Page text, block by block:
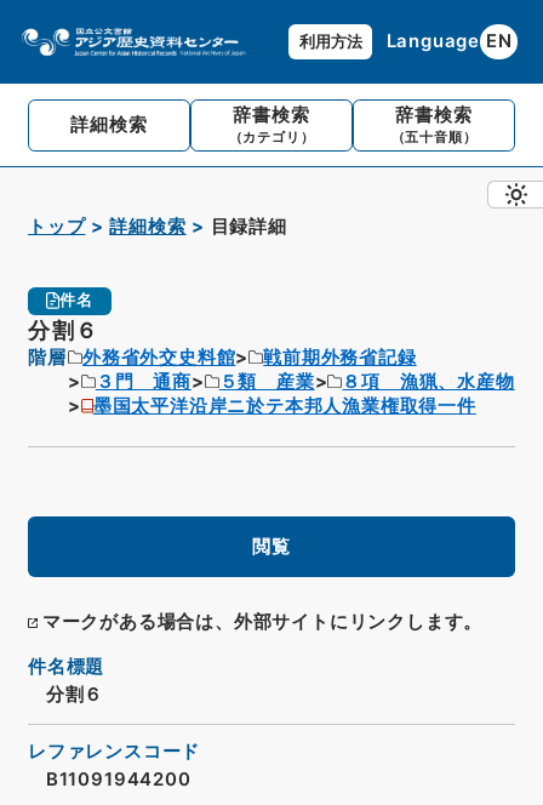
利用方法 Language EN
詳細検索 辞書検索
（カテゴリ）
辞書検索
（五十音順）
トップ 詳細検索 目録詳細
件名
分割６
階層 外務省外交史料館
戦前期外務省記録
３門 通商
５類 産業
８項 漁猟、水産物
墨国太平洋沿岸ニ於テ本邦人漁業権取得一件
閲覧
マークがある場合は、外部サイトにリンクします。
件名標題
分割６
レファレンスコード
B11091944200